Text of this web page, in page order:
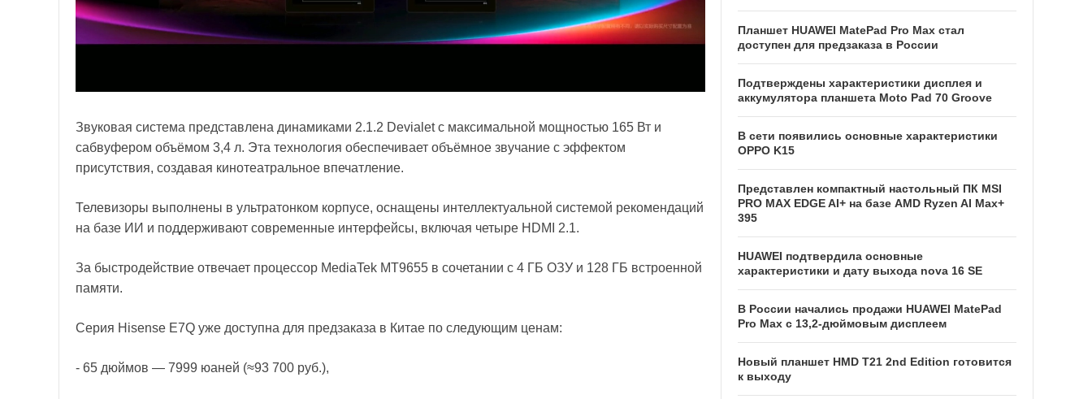
Звуковая система представлена динамиками 2.1.2 Devialet с максимальной мощностью 165 Вт и
сабвуфером объёмом 3,4 л. Эта технология обеспечивает объёмное звучание с эффектом
присутствия, создавая кинотеатральное впечатление.
Телевизоры выполнены в ультратонком корпусе, оснащены интеллектуальной системой рекомендаций
на базе ИИ и поддерживают современные интерфейсы, включая четыре HDMI 2.1.
За быстродействие отвечает процессор MediaTek MT9655 в сочетании с 4 ГБ ОЗУ и 128 ГБ встроенной
памяти.
Серия Hisense E7Q уже доступна для предзаказа в Китае по следующим ценам:
- 65 дюймов — 7999 юаней (≈93 700 руб.),
Планшет HUAWEI MatePad Pro Max стал
доступен для предзаказа в России
Подтверждены характеристики дисплея и
аккумулятора планшета Moto Pad 70 Groove
В сети появились основные характеристики
OPPO K15
Представлен компактный настольный ПК MSI
PRO MAX EDGE AI+ на базе AMD Ryzen AI Max+
395
HUAWEI подтвердила основные
характеристики и дату выхода nova 16 SE
В России начались продажи HUAWEI MatePad
Pro Max с 13,2-дюймовым дисплеем
Новый планшет HMD T21 2nd Edition готовится
к выходу